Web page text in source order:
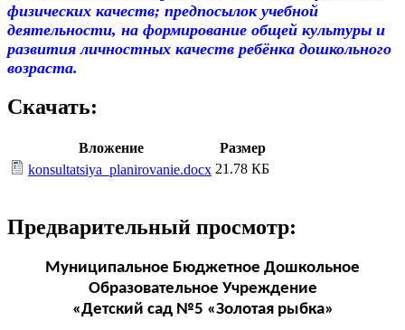
физических качеств; предпосылок учебной
деятельности, на формирование общей культуры и
развития личностных качеств ребёнка дошкольного
возраста.
Скачать:
Вложение
Размер
konsultatsiya_planirovanie.docx 21.78 КБ
Предварительный просмотр:
Муниципальное Бюджетное Дошкольное
Образовательное Учреждение
«Детский сад №5 «Золотая рыбка»